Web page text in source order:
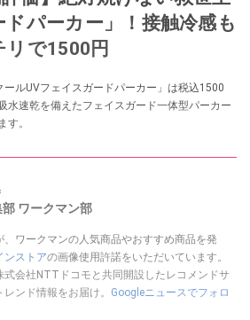
ドパーカー」！接触冷感も
リで1500円
ルUVフェイスガードパーカー」は税込1500
水速乾を備えたフェイスガード一体型パーカー
す。
ワークマン部
ワークマンの人気商品やおすすめ商品を発
ンストアの画像使用許諾をいただいています。
式会社NTTドコモと共同開設したレコメンドサ
ンド情報をお届け。 Googleニュースでフォロ